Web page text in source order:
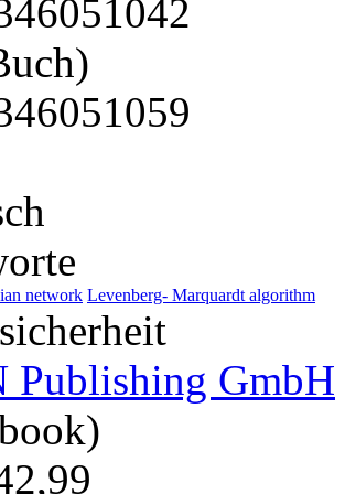
network Levenberg- Marquardt algorithm
Publishing GmbH